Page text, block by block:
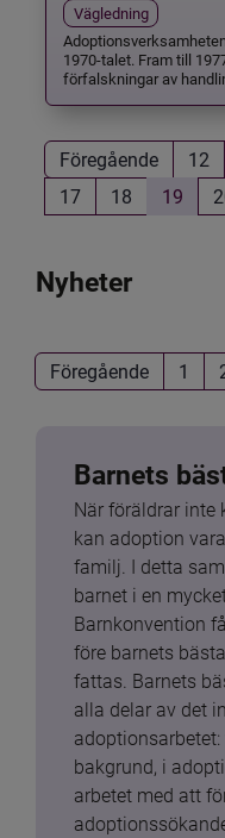
Vägledning
1970-talet. Fram till
förfalskningar av
Föregående 12
17
18 19
Nyheter
Föregående 1
Barnets
När föräldrar inte
kan adoption
familj. I detta
barnet i en
Barnkonvention
före barnets
fattas. Barnets
alla delar av det
bakgrund, i
arbetet med att